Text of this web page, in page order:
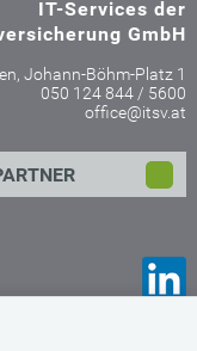
IT-Services der
GmbH
Johann-Böhm-Platz 1
050 124 844 / 5600
office@itsv.at